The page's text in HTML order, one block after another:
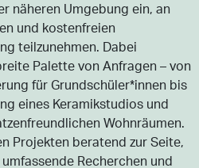
näheren Umgebung ein, an
und kostenfreien
teilzunehmen. Dabei
Palette von Anfragen – von
für Grundschüler*innen bis
eines Keramikstudios und
Wohnräumen.
Projekten beratend zur Seite,
Recherchen und